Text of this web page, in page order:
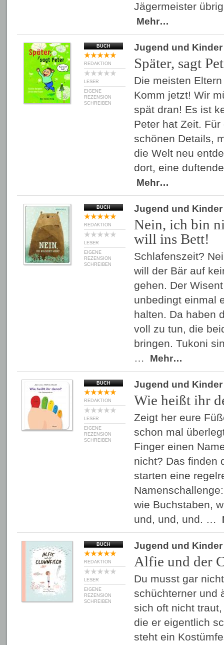
Jägermeister
Mehr…
BUCH
REDAKTION
LESER
EIGENE
REZENSION
SCHREIBEN
Jugend und Kinder
Später, sagt
Die meisten
Komm jetzt! Wir
spät dran! Es ist
Peter hat Zeit.
schönen Details,
die Welt neu
dort, eine
Mehr…
BUCH
REDAKTION
LESER
EIGENE
REZENSION
SCHREIBEN
Jugend und Kinder
Nein, ich bin
will ins Bett!
Schlafenszeit?
will der Bär auf
gehen. Der
unbedingt einmal
halten. Da haben
voll zu tun, die
bringen. Tukoni
…
Mehr…
BUCH
REDAKTION
LESER
EIGENE
REZENSION
SCHREIBEN
Jugend und Kinder
Wie heißt ihr
Zeigt her eure
schon mal
Finger einen
nicht? Das finden
starten eine
wie Buchstaben,
und, und, und. …
BUCH
REDAKTION
LESER
EIGENE
REZENSION
SCHREIBEN
Jugend und Kinder
Alfie und der
Du musst gar
schüchterner und
sich oft nicht
die er eigentlich
steht ein